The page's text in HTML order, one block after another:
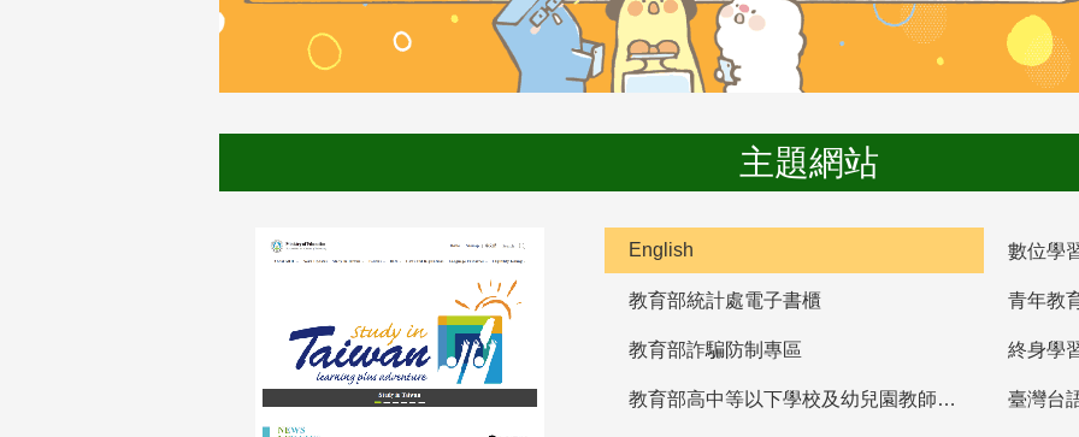
主題網站
English 數位學
教育部統計處電子書櫃 青年教
教育部詐騙防制專區 終身學
教育部高中等以下學校及幼兒園教師資格檢定考試 臺灣台